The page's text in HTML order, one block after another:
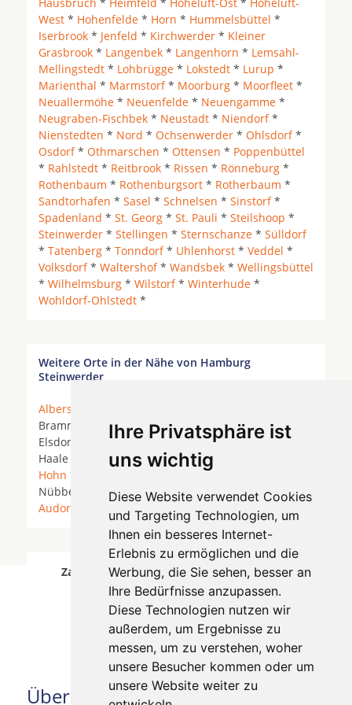
Ihre Privatsphäre ist
uns wichtig
Diese Website verwendet Cookies
und Targeting Technologien, um
Ihnen ein besseres Internet-
Erlebnis zu ermöglichen und die
Werbung, die Sie sehen, besser an
Ihre Bedürfnisse anzupassen.
Diese Technologien nutzen wir
außerdem, um Ergebnisse zu
messen, um zu verstehen, woher
unsere Besucher kommen oder um
unsere Website weiter zu
West * Hohenfelde * Horn * Hummelsbüttel *
Iserbrook * Jenfeld * Kirchwerder * Kleiner
Grasbrook * Langenbek * Langenhorn * Lemsahl-
Mellingstedt * Lohbrügge * Lokstedt * Lurup *
Marienthal * Marmstorf* Moorburg * Moorfleet *
Neuallermöhe * Neuenfelde * Neuengamme *
Neugraben-Fischbek * Neustadt * Niendorf*
Nienstedten * Nord * Ochsenwerder * Ohlsdorf*
Osdorf* Othmarschen * Ottensen * Poppenbüttel
* Rahlstedt * Reitbrook * Rissen * Rönneburg *
Rothenbaum * Rothenburgsort * Rotherbaum *
Sandtorhafen * Sasel * Schnelsen * Sinstorf*
Spadenland * St. Georg * St. Pauli * Steilshoop *
Steinwerder * Stellingen * Sternschanze * Sülldorf
* Tatenberg * Tonndorf* Uhlenhorst * Veddel *
Volksdorf* Waltershof* Wandsbek * Wellingsbüttel
* Wilhelmsburg * Wilstorf* Winterhude *
Wohldorf-Ohlstedt *
Weitere Orte in der Nähe von Hamburg
Steinwerder
Albersdorf
Brammer * Breiholz *Büdelsdorf*Dörpling*
Elsdorf-Westermühlen *Fockbek*Groß Vollstedt
Haale * Hamdorf * Hamweddel *
Hohn *
* Lotsenstation *
Nübbel *
Osterrönfeld*Rendsburg*Schacht-
Audorf
Westerrönfeld *
Zahnärzte für Zahnimplantete in Hamburg
Steinwerder wurde am 06 August 2026
aktualisiert.
Über uns